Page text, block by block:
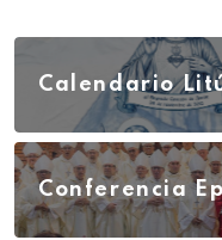
Calendario
Conferencia